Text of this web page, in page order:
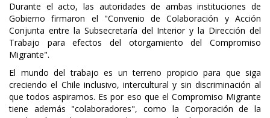
Durante el acto, las autoridades de ambas instituciones de
Gobierno firmaron el "Convenio de Colaboración y Acción
Conjunta entre la Subsecretaría del Interior y la Dirección del
Trabajo para efectos del otorgamiento del Compromiso
Migrante".
El mundo del trabajo es un terreno propicio para que siga
creciendo el Chile inclusivo, intercultural y sin discriminación al
que todos aspiramos. Es por eso que el Compromiso Migrante
tiene además "colaboradores", como la Corporación de la